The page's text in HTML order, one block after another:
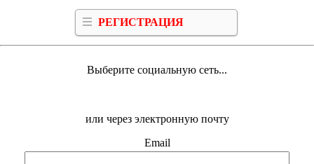
РЕГИСТРАЦИЯ
Выберите социальную сеть...
или через электронную почту
Email